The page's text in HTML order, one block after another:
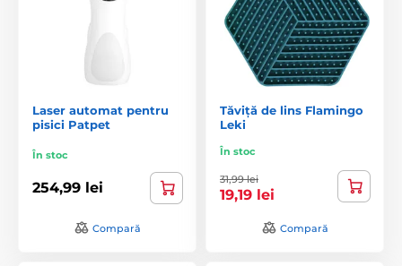
Laser automat pentru
pisici Patpet
În stoc
254,99 lei
Compară
Tăviță de lins Flamingo
Leki
În stoc
31,99 lei
19,19 lei
Compară